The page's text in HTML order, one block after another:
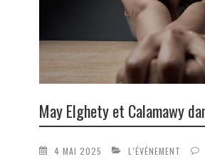
May Elghety et Calamawy
4 MAI 2025 L’ÉVÉNEMENT